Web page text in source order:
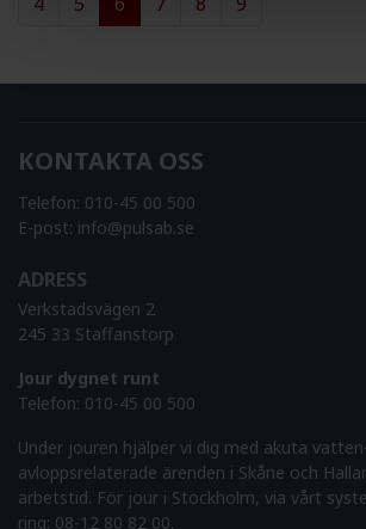
KONTAKTA OSS
Telefon: 010-45 00 500
E-post: info@pulsab.se
ADRESS
Verkstadsvägen 2
245 33 Staffanstorp
Jour dygnet runt
Telefon: 010-45 00 500
Under jouren hjälper vi dig med akuta
avloppsrelaterade ärenden i Skåne och
arbetstid. För jour i Stockholm, via vårt
ring: 08-12 80 82 00.